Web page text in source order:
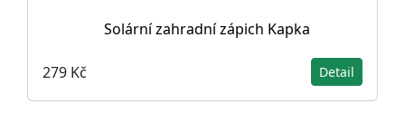
Solární zahradní zápich Kapka
279 Kč Detail